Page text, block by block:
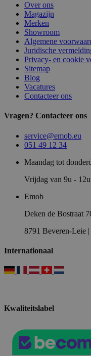
Over ons
Magazijn
Merken
Showroom
Algemene
Juridische
Privacy- en cookie
Sitemap
Blog
Vacatures
Contacteer ons
Vragen? Contacteer ons
service@emob.eu
051 49 12 34
Maandag tot
Vrijdag van 9u -
Emob
Deken de Bostraat
8791 Beveren-Leie
Internationaal
Kwaliteitslabel